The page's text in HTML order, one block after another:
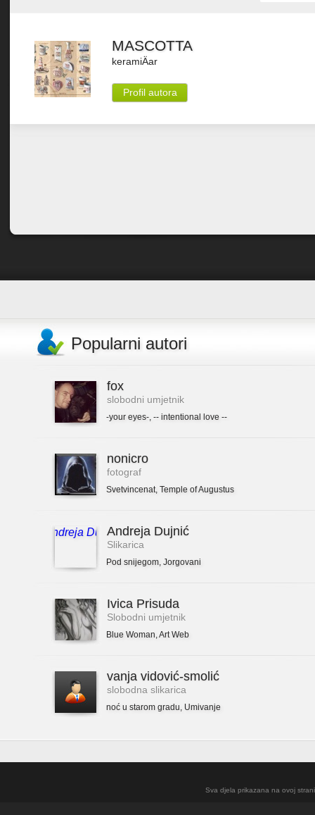
MASCOTTA
keramiÄar
Profil autora
Popularni autori
fox
slobodni umjetnik
-your eyes-, -- intentional love --
nonicro
fotograf
Svetvincenat, Temple of Augustus
Andreja Dujnić
Slikarica
Pod snijegom, Jorgovani
Ivica Prisuda
Slobodni umjetnik
Blue Woman,Art Web
vanja vidović-smolić
slobodna slikarica
noć u starom gradu, Umivanje
Sva djela prikazana na ovoj